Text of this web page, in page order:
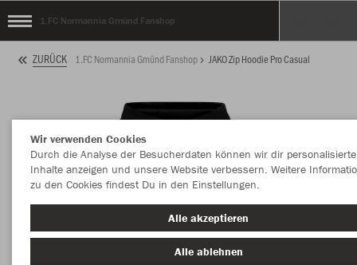
1.FC Normannia Gmünd Fanshop
ZURÜCK 1.FC Normannia Gmünd Fanshop JAKO Zip Hoodie Pro Casual
Wir verwenden Cookies
Durch die Analyse der Besucherdaten können wir dir personalisierte
Inhalte anzeigen und unsere Website verbessern. Weitere
zu den Cookies findest Du in den Einstellungen.
Alle akzeptieren
Alle ablehnen